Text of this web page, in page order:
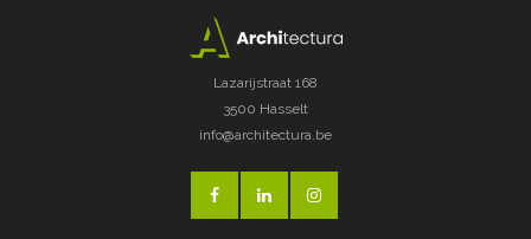
Lazarijstraat 168
3500 Hasselt
info@architectura.be